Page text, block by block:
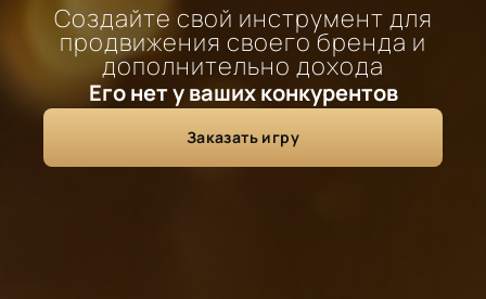
Создайте свой инструмент для
продвижения своего бренда и
дополнительно дохода
Его нет у ваших конкурентов
Заказать игру